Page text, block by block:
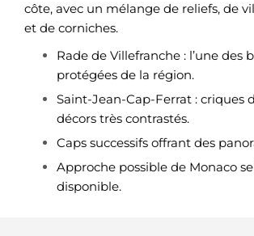
côte, avec un mélange de reliefs, de
et de corniches.
Rade de Villefranche : l’une des
protégées de la région.
Saint-Jean-Cap-Ferrat : criques
décors très contrastés.
Caps successifs offrant des
Approche possible de Monaco
disponible.